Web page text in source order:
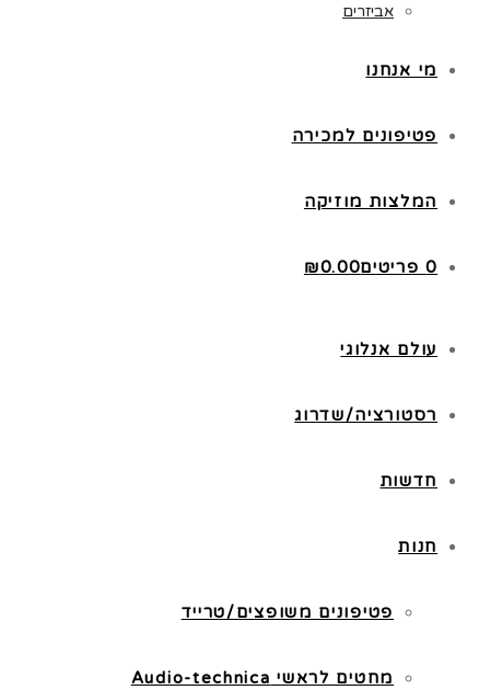
אביזרים
מי אנחנו
פטיפונים למכירה
המלצות מוזיקה
0 פריטים ₪0.00
עולם אנלוגי
רסטורציה/שדרוג
חדשות
חנות
פטיפונים משופצים/טרייד
מחטים לראשי Audio-technica